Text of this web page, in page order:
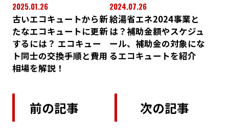
2025.01.26
古いエコキュートから新
たなエコキュートに更新
するには？ エコキュー
ト同士の交換手順と費用
相場を解説！
2024.07.26
給湯省エネ2024事業と
は？補助金額やスケジュ
ール、補助金の対象にな
るエコキュートを紹介
前の記事 次の記事